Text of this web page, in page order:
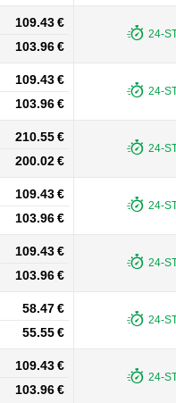
109.43 €
103.96 €
24-
109.43 €
103.96 €
24-
210.55 €
200.02 €
24-
109.43 €
103.96 €
24-
109.43 €
103.96 €
24-
58.47 €
55.55 €
24-
109.43 €
103.96 €
24-